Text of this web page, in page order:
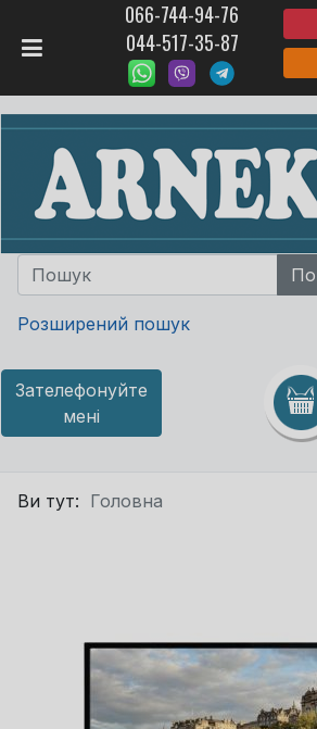
066-744-94-76
044-517-35-87
Розширений пошук
Зателефонуйте
мені
Ви тут: Головна